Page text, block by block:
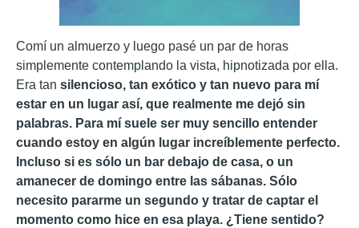
Comí un almuerzo y luego pasé un par de horas
simplemente contemplando la vista, hipnotizada por ella.
Era tan silencioso, tan exótico y tan nuevo para mí
estar en un lugar así, que realmente me dejó sin
palabras. Para mí suele ser muy sencillo entender
cuando estoy en algún lugar increíblemente perfecto.
Incluso si es sólo un bar debajo de casa, o un
amanecer de domingo entre las sábanas. Sólo
necesito pararme un segundo y tratar de captar el
momento como hice en esa playa. ¿Tiene sentido?